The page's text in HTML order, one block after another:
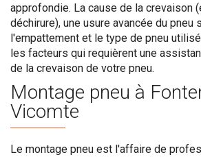
approfondie. La cause de la crevaison
déchirure), une usure avancée du pneu
l'empattement et le type de pneu
les facteurs qui requièrent une
de la crevaison de votre pneu.
Montage pneu à
Vicomte
Le montage pneu est l'affaire de